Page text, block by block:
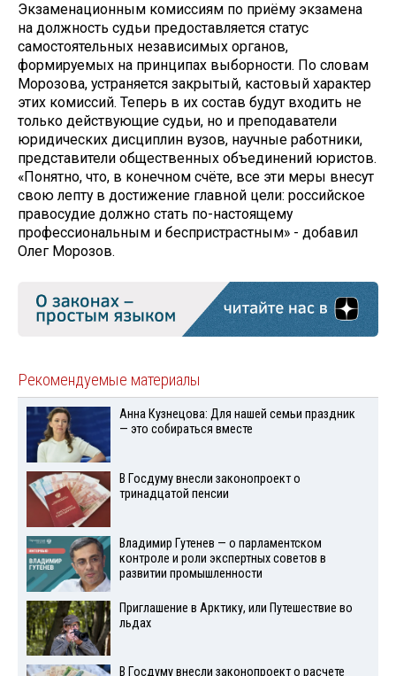
Экзаменационным комиссиям по приёму экзамена
на должность судьи предоставляется статус
самостоятельных независимых органов,
формируемых на принципах выборности. По словам
Морозова, устраняется закрытый, кастовый характер
этих комиссий. Теперь в их состав будут входить не
только действующие судьи, но и преподаватели
юридических дисциплин вузов, научные работники,
представители общественных объединений юристов.
«Понятно, что, в конечном счёте, все эти меры внесут
свою лепту в достижение главной цели: российское
правосудие должно стать по-настоящему
профессиональным и беспристрастным» - добавил
Олег Морозов.
Рекомендуемые материалы
Анна Кузнецова: Для нашей семьи праздник
— это собираться вместе
В Госдуму внесли законопроект о
тринадцатой пенсии
Владимир Гутенев — о парламентском
контроле и роли экспертных советов в
развитии промышленности
Приглашение в Арктику, или Путешествие во
льдах
В Госдуму внесли законопроект о расчете